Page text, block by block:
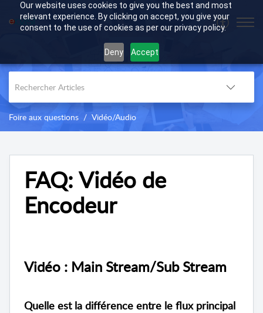
Our website uses cookies to give you the best and most
relevant experience. By clicking on accept, you give your
consent to the use of cookies as per our privacy policy.
Deny Accept
Foire aux questions Vidéo/Audio
FAQ: Vidéo de
Encodeur
Vidéo : Main Stream/Sub Stream
Quelle est la différence entre le flux principal